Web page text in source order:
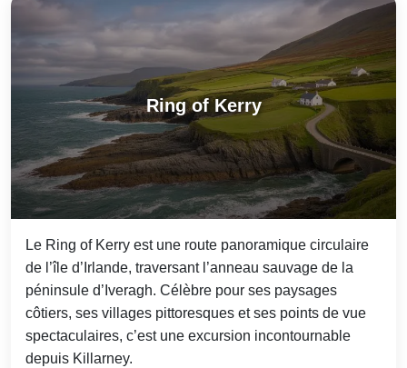
Ring of Kerry
Le Ring of Kerry est une route panoramique circulaire
de l’île d’Irlande, traversant l’anneau sauvage de la
péninsule d’Iveragh. Célèbre pour ses paysages
côtiers, ses villages pittoresques et ses points de vue
spectaculaires, c’est une excursion incontournable
depuis Killarney.